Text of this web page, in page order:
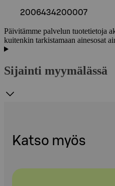
2006434200007
Päivitämme palvelun tuotetietoja
kuitenkin tarkistamaan ainesosat
Sijainti myymälässä
Katso myös